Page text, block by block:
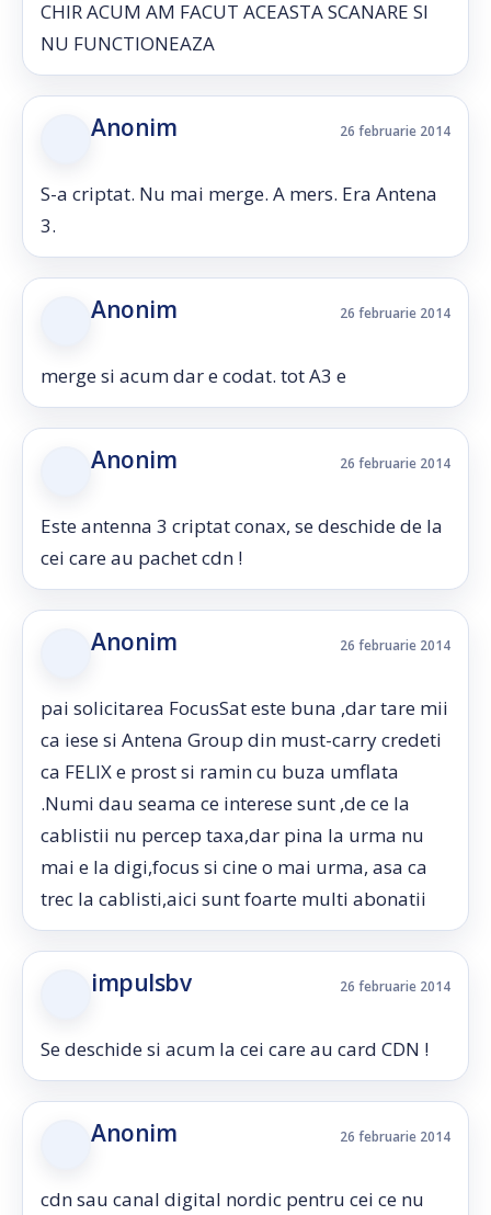
CHIR ACUM AM FACUT ACEASTA SCANARE SI
NU FUNCTIONEAZA
Anonim 26 februarie 2014
S-a criptat. Nu mai merge. A mers. Era Antena
3.
Anonim 26 februarie 2014
merge si acum dar e codat. tot A3 e
Anonim 26 februarie 2014
Este antenna 3 criptat conax, se deschide de la
cei care au pachet cdn !
Anonim 26 februarie 2014
pai solicitarea FocusSat este buna ,dar tare mii
ca iese si Antena Group din must-carry credeti
ca FELIX e prost si ramin cu buza umflata
.Numi dau seama ce interese sunt ,de ce la
cablistii nu percep taxa,dar pina la urma nu
mai e la digi,focus si cine o mai urma, asa ca
trec la cablisti,aici sunt foarte multi abonatii
impulsbv 26 februarie 2014
Se deschide si acum la cei care au card CDN !
Anonim 26 februarie 2014
cdn sau canal digital nordic pentru cei ce nu